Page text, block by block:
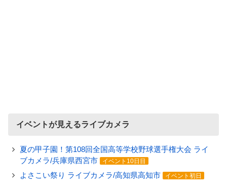
イベントが見えるライブカメラ
夏の甲子園！第108回全国高等学校野球選手権大会 ライ
ブカメラ/兵庫県西宮市
イベント10日目
よさこい祭り ライブカメラ/高知県高知市 イベント初日